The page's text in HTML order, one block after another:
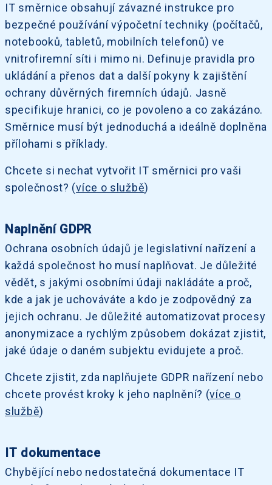
IT směrnice obsahují závazné instrukce pro
bezpečné používání výpočetní techniky (počítačů,
notebooků, tabletů, mobilních telefonů) ve
vnitrofiremní síti i mimo ni. Definuje pravidla pro
ukládání a přenos dat a další pokyny k zajištění
ochrany důvěrných firemních údajů. Jasně
specifikuje hranici, co je povoleno a co zakázáno.
Směrnice musí být jednoduchá a ideálně doplněna
přílohami s příklady.
Chcete si nechat vytvořit IT směrnici pro vaši
společnost? (více o službě)
Naplnění GDPR
Ochrana osobních údajů je legislativní nařízení a
každá společnost ho musí naplňovat. Je důležité
vědět, s jakými osobními údaji nakládáte a proč,
kde a jak je uchováváte a kdo je zodpovědný za
jejich ochranu. Je důležité automatizovat procesy
anonymizace a rychlým způsobem dokázat zjistit,
jaké údaje o daném subjektu evidujete a proč.
Chcete zjistit, zda naplňujete GDPR nařízení nebo
chcete provést kroky k jeho naplnění? (více o
službě)
IT dokumentace
Chybějící nebo nedostatečná dokumentace IT